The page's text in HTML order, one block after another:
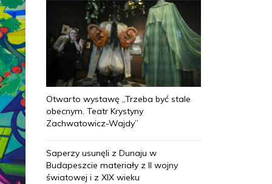
Otwarto wystawę „Trzeba być stale
obecnym. Teatr Krystyny
Zachwatowicz-Wajdy”
Saperzy usunęli z Dunaju w
Budapeszcie materiały z II wojny
światowej i z XIX wieku